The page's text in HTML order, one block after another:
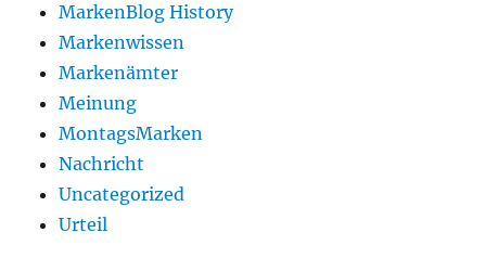
MarkenBlog History
Markenwissen
Markenämter
Meinung
MontagsMarken
Nachricht
Uncategorized
Urteil